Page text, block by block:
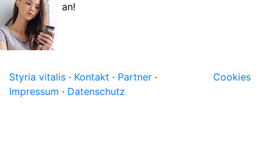
an!
Styria vitalis · Kontakt · Partner ·
Impressum · Datenschutz
Cookies